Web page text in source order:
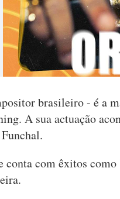
brasileiro - é a
A sua actuação
conta com êxitos